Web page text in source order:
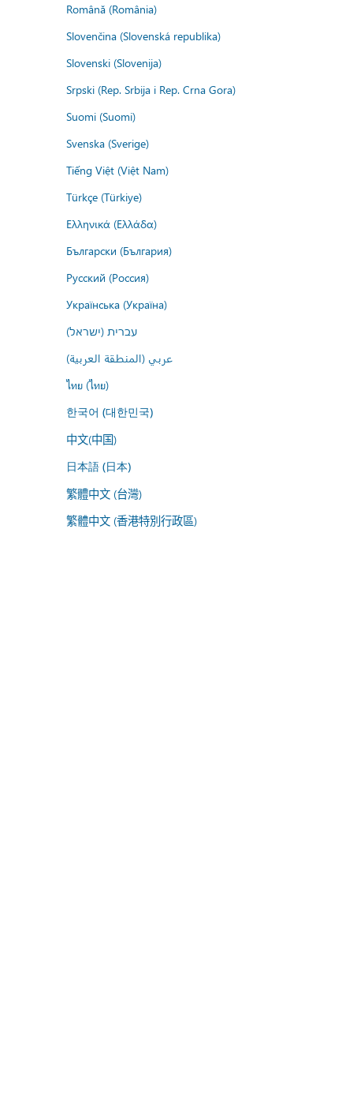
Română (România)
Slovenčina (Slovenská republika)
Slovenski (Slovenija)
Srpski (Rep. Srbija i Rep. Crna Gora)
Suomi (Suomi)
Svenska (Sverige)
Tiếng Việt (Việt Nam)
Türkçe (Türkiye)
Ελληνικά (Ελλάδα)
Български (България)
Русский (Россия)
Українська (Україна)
עברית (ישראל)
عربي (المنطقة العربية)
ไทย (ไทย)
한국어 (대한민국)
中文(中国)
日本語 (日本)
繁體中文 (台灣)
繁體中文 (香港特別行政區)